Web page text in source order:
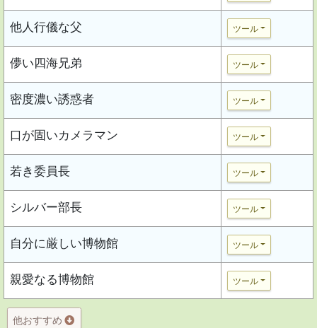
他人行儀な父 ツール
儚い四海兄弟 ツール
密度濃い誘惑者 ツール
口が固いカメラマン ツール
若き委員長 ツール
シルバー部長 ツール
自分に厳しい博物館 ツール
親愛なる博物館 ツール
他おすすめ